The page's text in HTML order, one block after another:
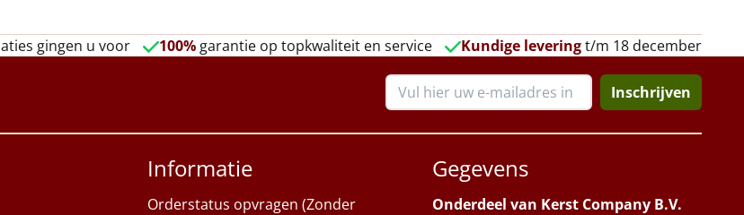
gingen u voor 100%garantie op topkwaliteit en service Kundige leveringt/m 18 december
Inschrijven
Informatie
Orderstatus opvragen (Zonder
Gegevens
Onderdeel van Kerst Company B.V.